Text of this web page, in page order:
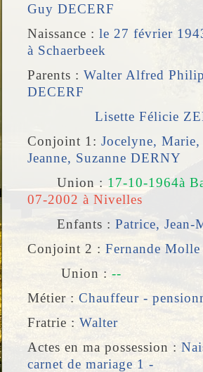
Guy DECERF
Naissance : le 27 février
à Schaerbeek
Parents : Walter Alfred
DECERF
Lisette Félicie
Conjoint 1: Jocelyne,
Jeanne, Suzanne DERNY
Union : 17-10-1964à
07-2002 à Nivelles
Enfants : Patrice, Jean-
Conjoint 2 : Fernande Molle
Union : --
Métier : Chauffeur -
Fratrie : Walter
Actes en ma possession :
carnet de mariage 1 -